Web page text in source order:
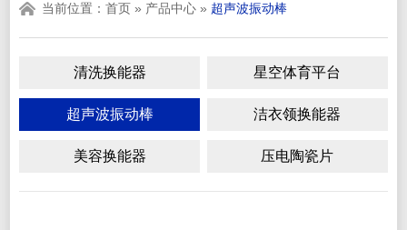
当前位置：首页 » 产品中心 » 超声波振动棒
清洗换能器 星空体育平台
超声波振动棒 洁衣领换能器
美容换能器 压电陶瓷片